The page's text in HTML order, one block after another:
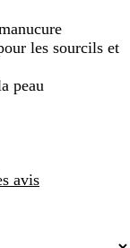
les sourcils et
peau
avis